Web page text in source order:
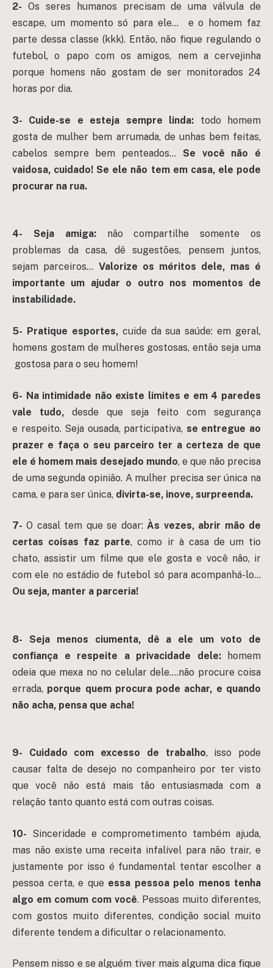
2- Os seres humanos precisam de uma válvula de
escape, um momento só para ele… e o homem faz
parte dessa classe (kkk). Então, não fique regulando o
futebol, o papo com os amigos, nem a cervejinha
porque homens não gostam de ser monitorados 24
horas por dia.
3- Cuide-se e esteja sempre linda: todo homem
gosta de mulher bem arrumada, de unhas bem feitas,
cabelos sempre bem penteados… Se você não é
vaidosa, cuidado! Se ele não tem em casa, ele pode
procurar na rua.
4- Seja amiga: não compartilhe somente os
problemas da casa, dê sugestões, pensem juntos,
sejam parceiros… Valorize os méritos dele, mas é
importante um ajudar o outro nos momentos de
instabilidade.
5- Pratique esportes, cuide da sua saúde: em geral,
homens gostam de mulheres gostosas, então seja uma
gostosa para o seu homem!
6- Na intimidade não existe limites e em 4 paredes
vale tudo, desde que seja feito com segurança
e respeito. Seja ousada, participativa, se entregue ao
prazer e faça o seu parceiro ter a certeza de que
ele é homem mais desejado mundo, e que não precisa
de uma segunda opinião. A mulher precisa ser única na
cama, e para ser única, divirta-se, inove, surpreenda.
7- O casal tem que se doar:Às vezes, abrir mão de
certas coisas faz parte, como ir à casa de um tio
chato, assistir um filme que ele gosta e você não, ir
com ele no estádio de futebol só para acompanhá-lo…
Ou seja, manter a parceria!
8-
Seja menos ciumenta, dê a ele um voto de
confiança e respeite a privacidade dele:homem
odeia que mexa no no celular dele….não procure coisa
errada, porque quem procura pode achar, e quando
não acha, pensa que acha!
9- Cuidado com excesso de trabalho, isso pode
causar falta de desejo no companheiro por ter visto
que você não está mais tão entusiasmada com a
relação tanto quanto está com outras coisas.
10- Sinceridade e comprometimento também ajuda,
mas não existe uma receita infalível para não trair, e
justamente por isso é fundamental tentar escolher a
pessoa certa, e que essa pessoa pelo menos tenha
algo em comum com você. Pessoas muito diferentes,
com gostos muito diferentes, condição social muito
diferente tendem a dificultar o relacionamento.
Pensem nisso e se alguém tiver mais alguma dica fique